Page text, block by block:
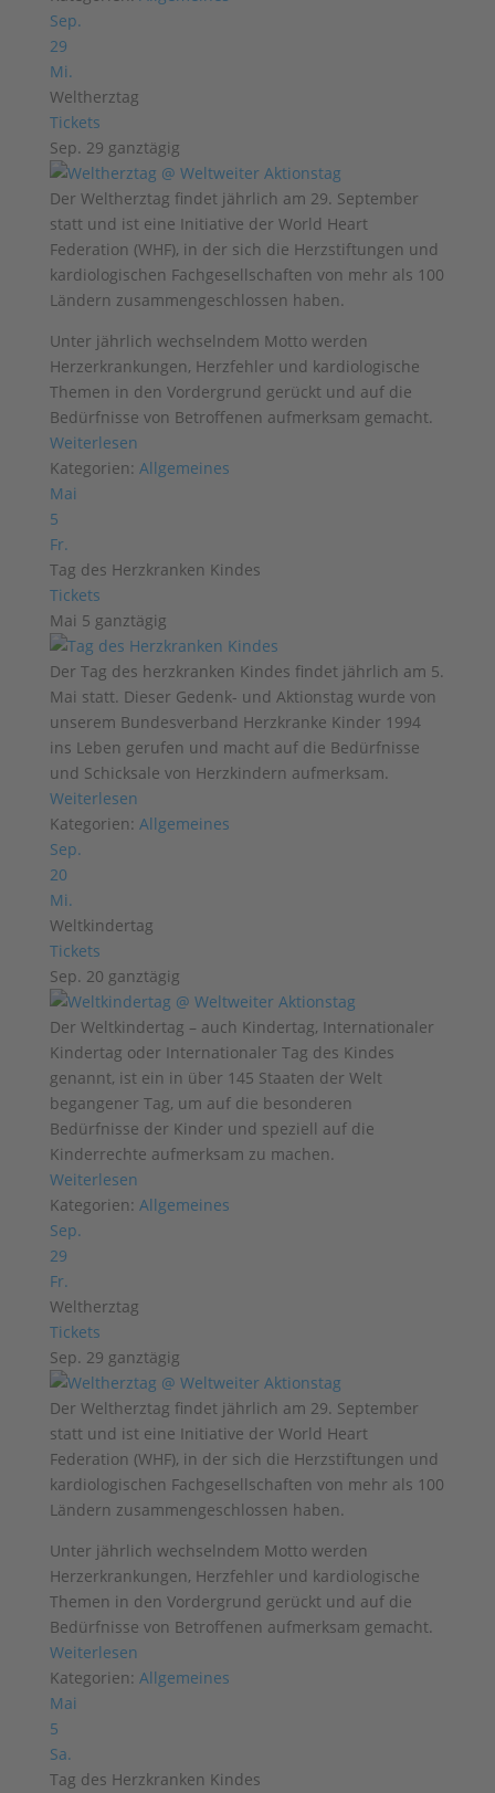
Sep.
29
Mi.
Weltherztag
Tickets
Sep. 29 ganztägig
Der Weltherztag findet jährlich am 29. September
statt und ist eine Initiative der World Heart
Federation (WHF), in der sich die Herzstiftungen und
kardiologischen Fachgesellschaften von mehr als 100
Ländern zusammengeschlossen haben.
Unter jährlich wechselndem Motto werden
Herzerkrankungen, Herzfehler und kardiologische
Themen in den Vordergrund gerückt und auf die
Bedürfnisse von Betroffenen aufmerksam gemacht.
Weiterlesen
Kategorien: Allgemeines
Mai
5
Fr.
Tag des Herzkranken Kindes
Tickets
Mai 5 ganztägig
Der Tag des herzkranken Kindes findet jährlich am 5.
Mai statt. Dieser Gedenk- und Aktionstag wurde von
unserem Bundesverband Herzkranke Kinder 1994
ins Leben gerufen und macht auf die Bedürfnisse
und Schicksale von Herzkindern aufmerksam.
Weiterlesen
Kategorien: Allgemeines
Sep.
20
Mi.
Weltkindertag
Tickets
Sep. 20 ganztägig
Der Weltkindertag – auch Kindertag, Internationaler
Kindertag oder Internationaler Tag des Kindes
genannt, ist ein in über 145 Staaten der Welt
begangener Tag, um auf die besonderen
Bedürfnisse der Kinder und speziell auf die
Kinderrechte aufmerksam zu machen.
Weiterlesen
Kategorien: Allgemeines
Sep.
29
Fr.
Weltherztag
Tickets
Sep. 29 ganztägig
Der Weltherztag findet jährlich am 29. September
statt und ist eine Initiative der World Heart
Federation (WHF), in der sich die Herzstiftungen und
kardiologischen Fachgesellschaften von mehr als 100
Ländern zusammengeschlossen haben.
Unter jährlich wechselndem Motto werden
Herzerkrankungen, Herzfehler und kardiologische
Themen in den Vordergrund gerückt und auf die
Bedürfnisse von Betroffenen aufmerksam gemacht.
Weiterlesen
Kategorien: Allgemeines
Mai
5
Sa.
Tag des Herzkranken Kindes